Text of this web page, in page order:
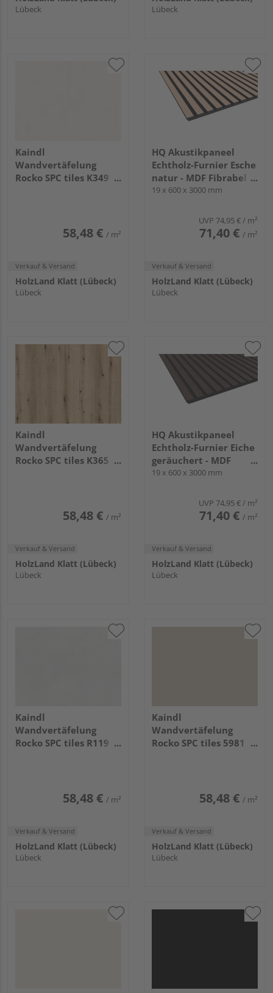
Lübeck Lübeck
Kaindl
Wandvertäfelung
Rocko SPC tiles K349
58,48 € / m²
Verkauf & Versand
HolzLand Klatt (Lübeck)
Lübeck
HQ Akustikpaneel
Echtholz-Furnier Esche
natur - MDF Fibrabel
Schwarz - PET-
19 x 600 x 3000 mm
UVP 74,95 €/ m²
71,40 € / m²
Verkauf & Versand
HolzLand Klatt (Lübeck)
Lübeck
Kaindl
Wandvertäfelung
Rocko SPC tiles K365
58,48 € / m²
Verkauf & Versand
HolzLand Klatt (Lübeck)
Lübeck
HQ Akustikpaneel
Echtholz-Furnier Eiche
geräuchert - MDF
Fibrabel Schwarz - PET-
19 x 600 x 3000 mm
UVP 74,95 €/ m²
71,40 € / m²
Verkauf & Versand
HolzLand Klatt (Lübeck)
Lübeck
Kaindl
Wandvertäfelung
Rocko SPC tiles R119
58,48 € / m²
Verkauf & Versand
HolzLand Klatt (Lübeck)
Lübeck
Kaindl
Wandvertäfelung
Rocko SPC tiles 5981
58,48 € / m²
Verkauf & Versand
HolzLand Klatt (Lübeck)
Lübeck